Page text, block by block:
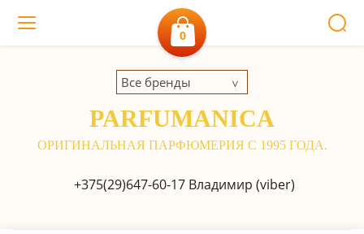
0
+375(29)647-60-17Владимир (viber)
Все бренды
PARFUMANICA
ОРИГИНАЛЬНАЯ ПАРФЮМЕРИЯ С 1995 ГОДА.